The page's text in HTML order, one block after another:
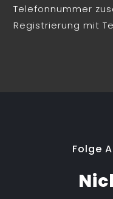
Telefonnummer
Registrierung mit
Folge